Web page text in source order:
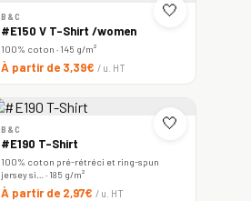
🤍
B&C
#E150 V T-Shirt /women
100% coton · 145 g/m²
À partir de 3,39€ / u. HT
🤍
B&C
#E190 T-Shirt
100% coton pré-rétréci et ring-spun
jersey si… · 185 g/m²
À partir de 2,97€ / u. HT